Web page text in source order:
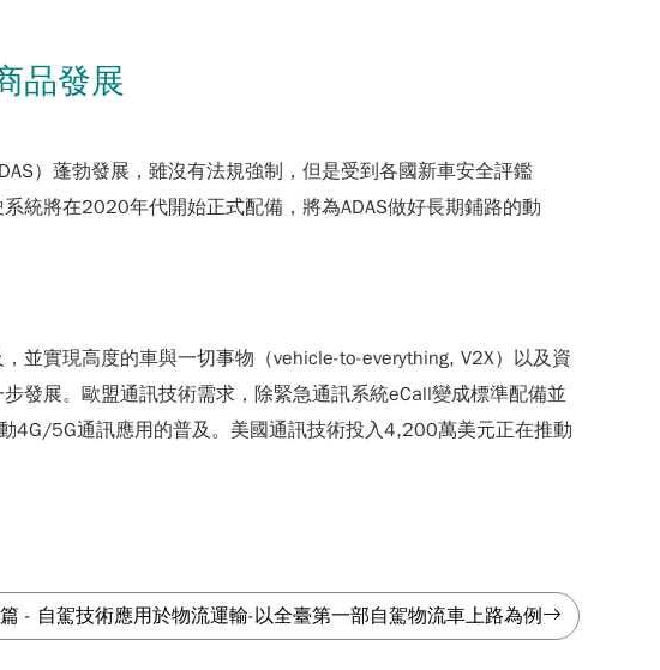
品發展
）蓬勃發展，雖沒有法規強制，但是受到各國新車安全評鑑
統將在2020年代開始正式配備，將為ADAS做好長期鋪路的動
並實現高度的車與一切事物（vehicle-to-everything, V2X）以及資
發展。歐盟通訊技術需求，除緊急通訊系統eCall變成標準配備並
4G/5G通訊應用的普及。美國通訊技術投入4,200萬美元正在推動
- 自駕技術應用於物流運輸-以全臺第一部自駕物流車上路為例